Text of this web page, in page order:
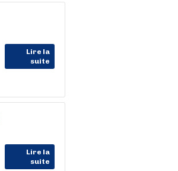
Lire la
suite
Lire la
suite